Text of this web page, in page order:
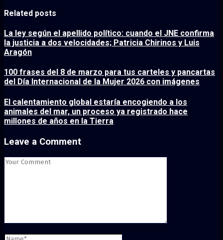
Related posts
La ley según el apellido político: cuando el JNE confirma
la justicia a dos velocidades; Patricia Chirinos y Luis
Aragón
100 frases del 8 de marzo para tus carteles y pancartas
del Día Internacional de la Mujer 2026 con imágenes
El calentamiento global estaría encogiendo a los
animales del mar, un proceso ya registrado hace
millones de años en la Tierra
Leave a Comment